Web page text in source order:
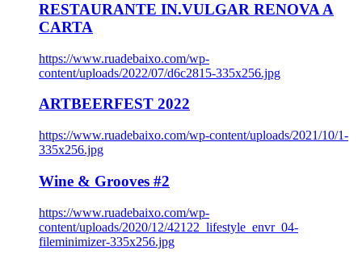
RESTAURANTE IN.VULGAR RENOVA A
CARTA
https://www.ruadebaixo.com/wp-
content/uploads/2022/07/d6c2815-335x256.jpg
ARTBEERFEST 2022
https://www.ruadebaixo.com/wp-content/uploads/2021/10/1-
335x256.jpg
Wine & Grooves #2
https://www.ruadebaixo.com/wp-
content/uploads/2020/12/42122_lifestyle_envr_04-
fileminimizer-335x256.jpg